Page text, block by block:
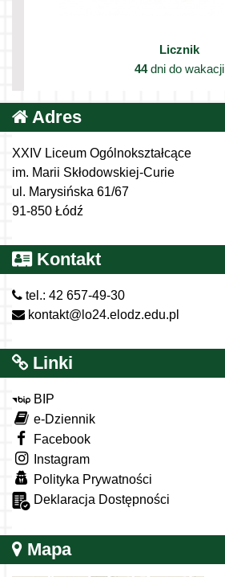
Licznik
44dni do wakacji
Adres
XXIV Liceum Ogólnokształcące
im. Marii Skłodowskiej-Curie
ul. Marysińska 61/67
91-850 Łódź
Kontakt
tel.: 42 657-49-30
kontakt@lo24.elodz.edu.pl
Linki
BIP
e-Dziennik
Facebook
Instagram
Polityka Prywatności
Deklaracja Dostępności
Mapa